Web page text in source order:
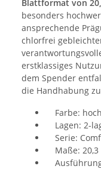
Blattformat von
besonders
ansprechende
chlorfrei
erstklassiges
dem Spender
die Handhabung
Farbe:
Lagen: 2-
Serie:
Maße: 20,3